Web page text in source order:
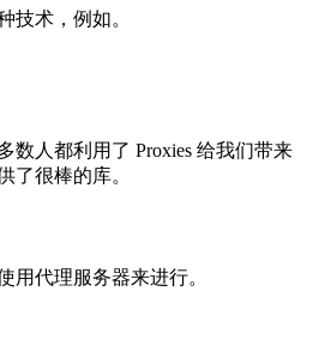
技术，例如。
人都利用了 Proxies 给我们带来
了很棒的库。
用代理服务器来进行。